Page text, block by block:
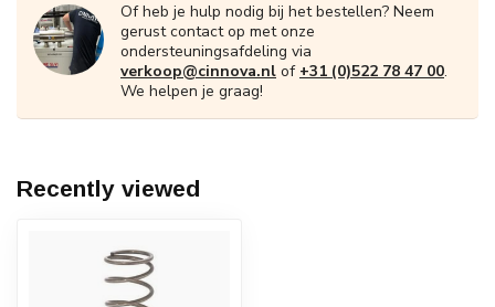
Of heb je hulp nodig bij het bestellen? Neem
gerust contact op met onze
ondersteuningsafdeling via
verkoop@cinnova.nl of +31 (0)522 78 47 00.
We helpen je graag!
Recently viewed